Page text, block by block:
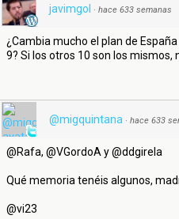
javimgol · hace 633 semanas
¿Cambia mucho el plan de
9? Si los otros 10 son los mismos,
@migquintana · hace 633
@Rafa, @VGordoA y @ddgirela
Qué memoria tenéis algunos,
@vi23